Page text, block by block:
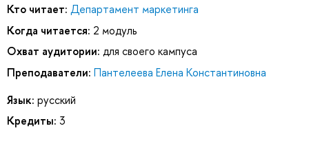
Кто читает: Департамент маркетинга
Когда читается: 2 модуль
Охват аудитории: для своего кампуса
Преподаватели: Пантелеева Елена Константиновна
Язык: русский
Кредиты: 3